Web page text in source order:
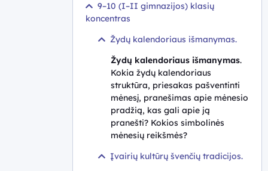
9–10 (I–II gimnazijos) klasių
koncentras
Žydų kalendoriaus išmanymas.
Žydų kalendoriaus išmanymas.
Kokia žydų kalendoriaus
struktūra, priesakas pašventinti
mėnesį, pranešimas apie mėnesio
pradžią, kas gali apie ją
pranešti? Kokios simbolinės
mėnesių reikšmės?
Įvairių kultūrų švenčių tradicijos.